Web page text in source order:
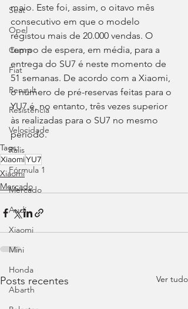
Seat
Opel
Cupra
Fiat
Renault
Resistência
Velocidade
Ralis
Fórmula 1
Mercado
Audi
Xiaomi
Mini
Honda
Abarth
maio. Este foi, assim, o oitavo mês
consecutivo em que o modelo
registou mais de 20.000 vendas. O
tempo de espera, em média, para a
entrega do SU7 é neste momento de
51 semanas. De acordo com a Xiaomi,
o número de pré-reservas feitas para o
YU7 é, no entanto, três vezes superior
às realizadas para o SU7 no mesmo
período.
Tags:
XiaomiYU7
Xiaomi
Mercado
Posts recentes Ver tudo